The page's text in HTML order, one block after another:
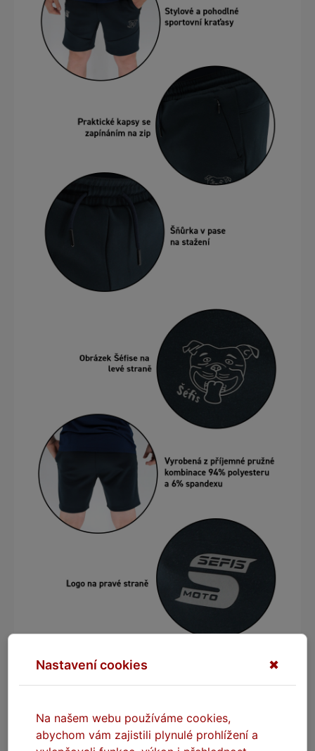
Nastavení cookies ✖
Na našem webu používáme cookies,
abychom vám zajistili plynulé prohlížení a